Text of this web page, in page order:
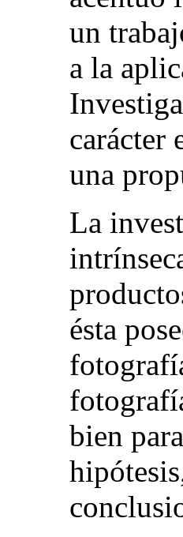
un
a la
carácter
una
La
ésta
bien